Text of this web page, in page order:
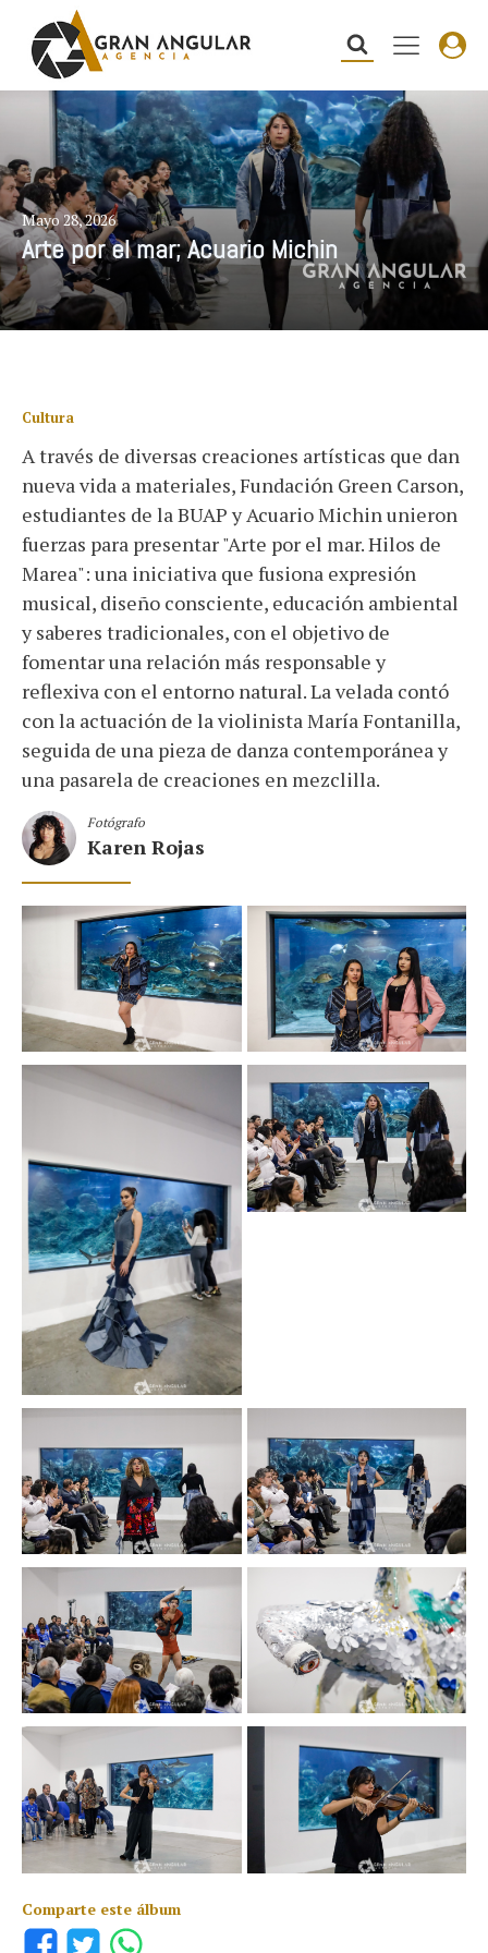
Mayo 28, 2026
Arte por el mar; Acuario Michin
Cultura
A través de diversas creaciones artísticas que dan
nueva vida a materiales, Fundación Green Carson,
estudiantes de la BUAP y Acuario Michin unieron
fuerzas para presentar "Arte por el mar. Hilos de
Marea": una iniciativa que fusiona expresión
musical, diseño consciente, educación ambiental
y saberes tradicionales, con el objetivo de
fomentar una relación más responsable y
reflexiva con el entorno natural. La velada contó
con la actuación de la violinista María Fontanilla,
seguida de una pieza de danza contemporánea y
una pasarela de creaciones en mezclilla.
Fotógrafo
Karen Rojas
Comparte este álbum